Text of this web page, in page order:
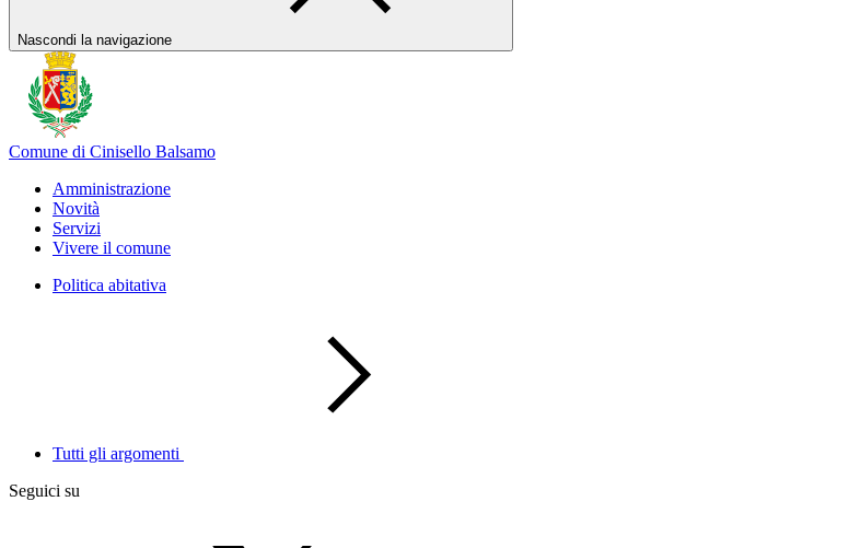
Nascondi la navigazione
Comune di Cinisello Balsamo
Amministrazione
Novità
Servizi
Vivere il comune
Politica abitativa
Tutti gli argomenti
Seguici su